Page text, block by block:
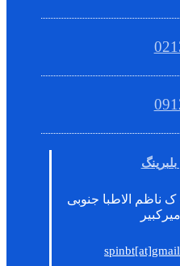
ک ناظم الاطبا جنوبی